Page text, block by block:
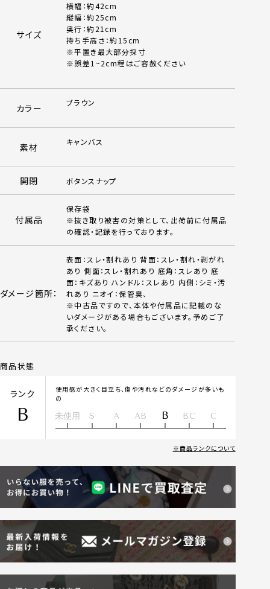
サイズ
横幅：約42cm
縦幅：約25cm
奥行：約21cm
持ち手高さ：約15cm
※平置き最大部分採寸
※誤差1~2cm程はご容赦ください
カラー ブラウン
素材 キャンバス
開閉 ボタンスナップ
付属品
保存袋
※抜き取り被害の対策として、出荷前に付属品
の確認・記録を行っております。
ダメージ箇所：
表面：スレ・割れあり 背面：スレ・割れ・剥がれ
あり 側面：スレ・割れあり 底角：スレあり 底
面：キズあり ハンドル：スレあり 内側：シミ・汚
れあり ニオイ：保管臭、
※中古品ですので、本体や付属品に記載のな
いダメージがある場合もございます。予めご了
承ください。
商品状態
ランク
B
使用感が大きく目立ち、傷や汚れなどのダメージが多いも
の
未使用 S A AB B BC C
商品ランクについて